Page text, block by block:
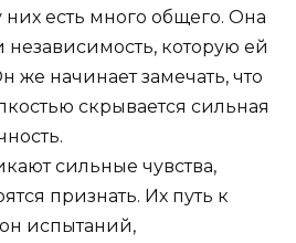
есть много общего. Она
которую ей
же начинает замечать, что
скрывается сильная
сильные чувства,
признать. Их путь к
испытаний,